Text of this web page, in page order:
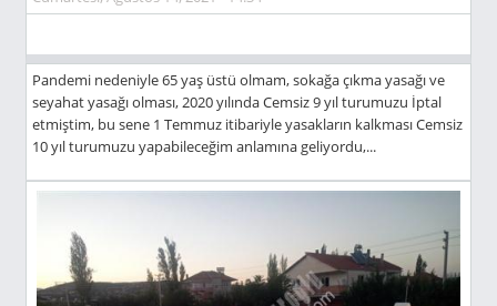
Pandemi nedeniyle 65 yaş üstü olmam, sokağa çıkma yasağı ve
seyahat yasağı olması, 2020 yılında Cemsiz 9 yıl turumuzu İptal
etmiştim, bu sene 1 Temmuz itibariyle yasakların kalkması Cemsiz
10 yıl turumuzu yapabileceğim anlamına geliyordu,...